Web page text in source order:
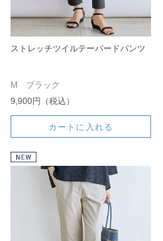
ストレッチツイルテーパードパンツ
M ブラック
9,900円（税込）
カートに入れる